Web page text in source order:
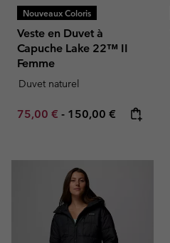
Nouveaux Coloris
Veste en Duvet à
Capuche Lake 22™ II
Femme
Duvet naturel
Minimum sale price:
75,00 € - Maximum price:
150,00 €